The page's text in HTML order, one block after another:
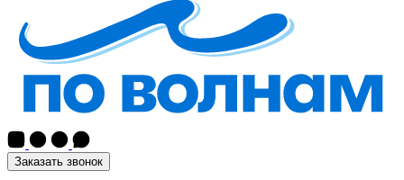
Заказать звонок